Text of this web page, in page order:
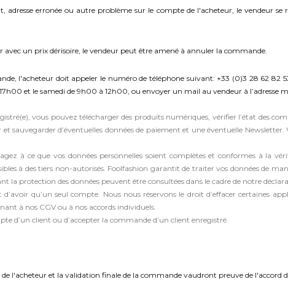
erronée ou autre problème sur le compte de l'acheteur, le vendeur
un prix dérisoire, le vendeur peut être amené à annuler la commande.
l'acheteur doit appeler le numéro de téléphone suivant: +33 (0)3 28 62 82
et le samedi de 9h00 à 12h00, ou envoyer un mail au vendeur à l’adresse
vous pouvez télécharger des produits numériques, vérifier l’état des
sauvegarder d’éventuelles données de paiement et une éventuelle Newsletter.
à ce que vos données personnelles soient complètes et conformes à la
à des tiers non-autorisés. Foolfashion garantit de traiter vos données de
la protection des données peuvent être consultées dans le cadre de notre
qu’un seul compte. Nous nous réservons le droit d’effacer certaines
à nos CGV ou à nos accords individuels.
d’un client ou d’accepter la commande d’un client enregistré.
l'acheteur et la validation finale de la commande vaudront preuve de l'accord